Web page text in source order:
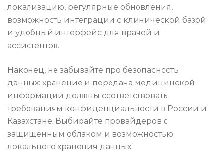
локализацию, регулярные обновления,
возможность интеграции с клинической базой
и удобный интерфейс для врачей и
ассистентов.
Наконец, не забывайте про безопасность
данных: хранение и передача медицинской
информации должны соответствовать
требованиям конфиденциальности в России и
Казахстане. Выбирайте провайдеров с
защищённым облаком и возможностью
локального хранения данных.